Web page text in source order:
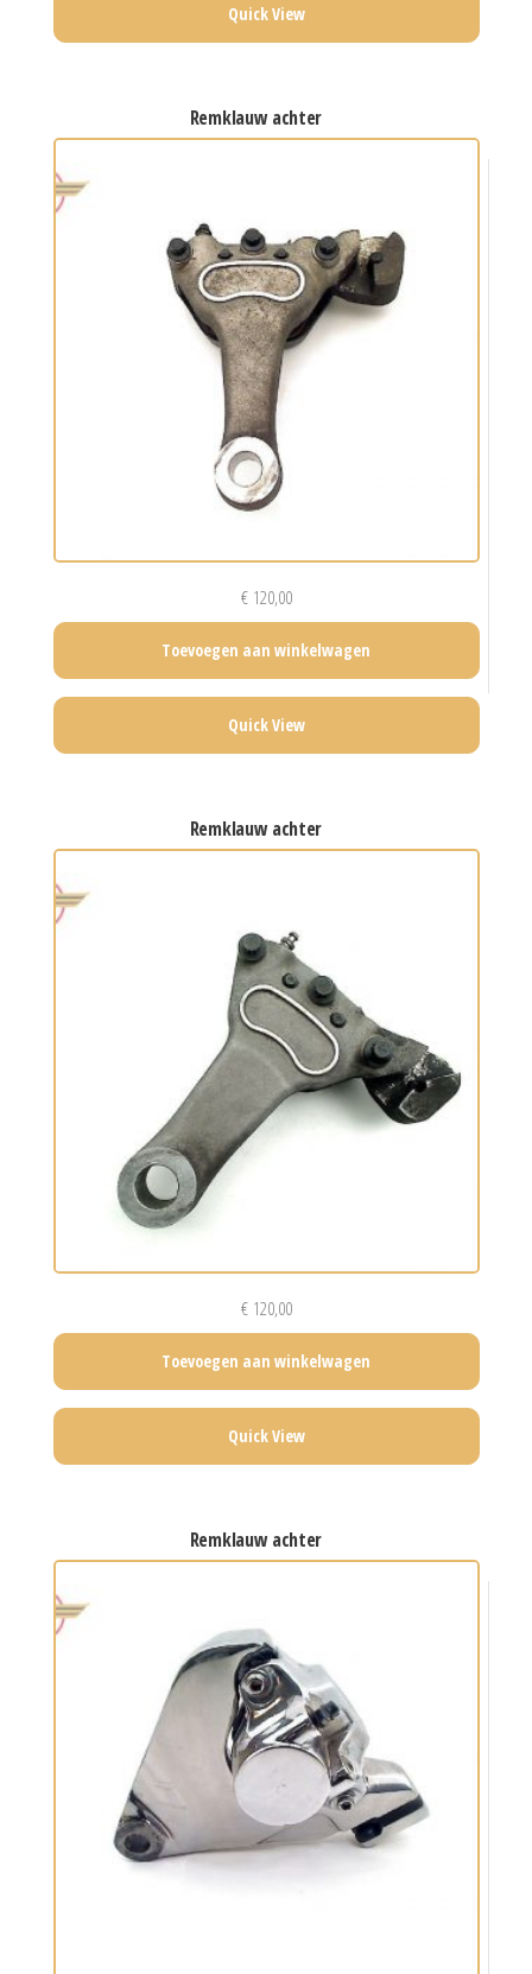
Quick View
remklauw achter
€120,00
Toevoegen aan winkelwagen
Quick View
remklauw achter
€120,00
Toevoegen aan winkelwagen
Quick View
remklauw achter